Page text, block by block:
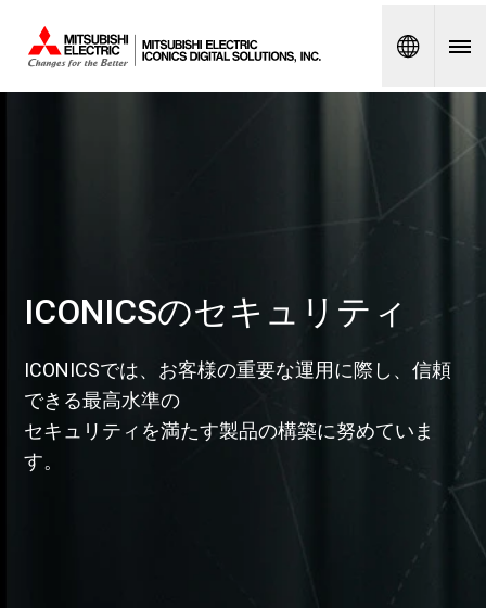
Spanish
ICONICSのセキュリティ
ICONICSでは、お客様の重要な運用に際し、信頼
できる最高水準の
セキュリティを満たす製品の構築に努めていま
す。